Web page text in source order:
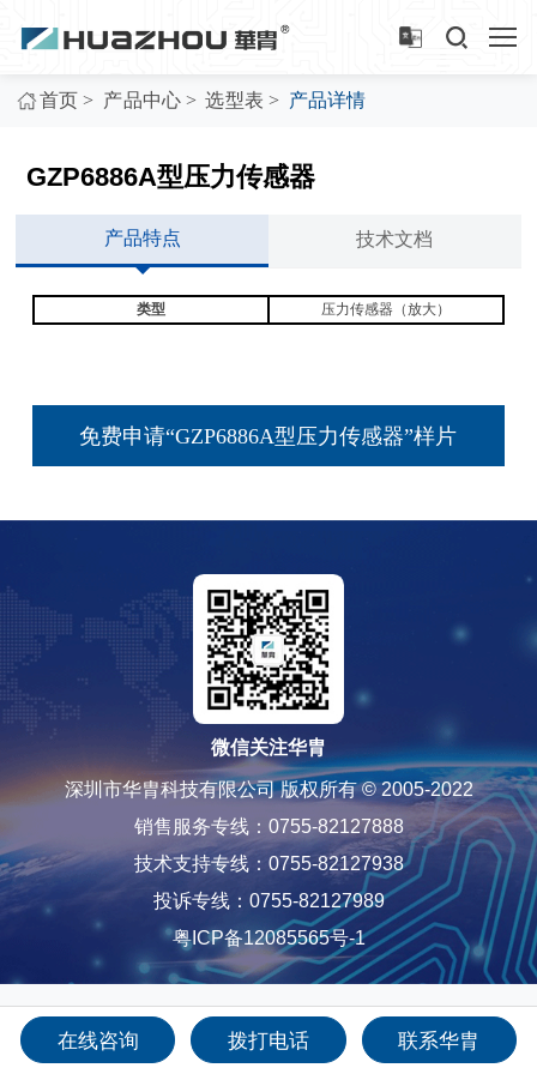
首页 > 产品中心 > 选型表 > 产品详情
GZP6886A型压力传感器
产品特点 技术文档
类型 压力传感器（放大）
免费申请“GZP6886A型压力传感器”样片
微信关注华胄
深圳市华胄科技有限公司 版权所有 © 2005-2022
销售服务专线：0755-82127888
技术支持专线：0755-82127938
投诉专线：0755-82127989
粤ICP备12085565号-1
在线咨询 拨打电话 联系华胄